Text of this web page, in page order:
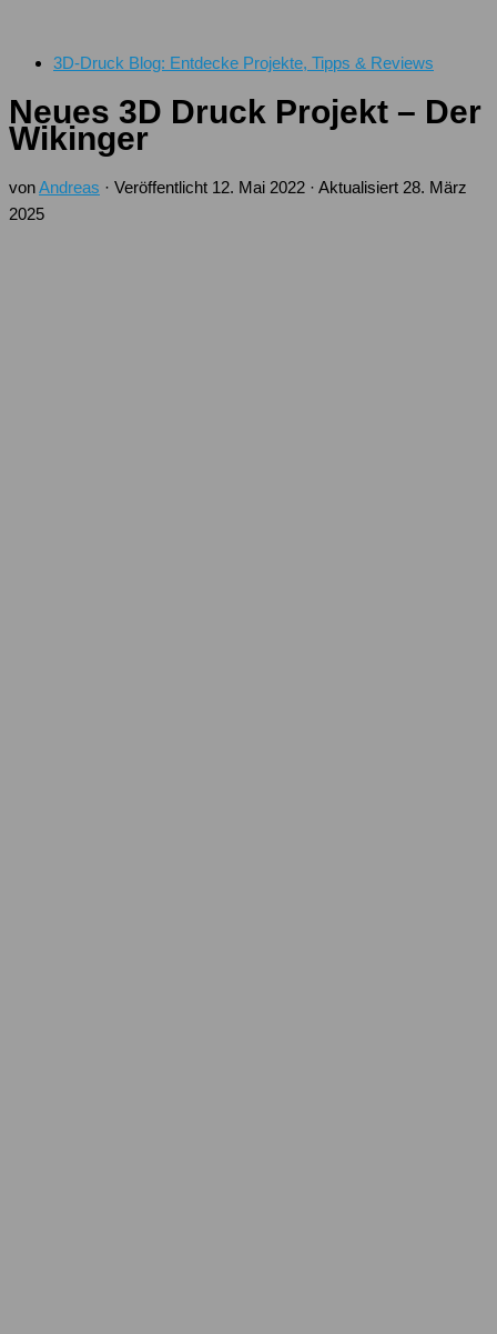
3D-Druck Blog: Entdecke Projekte, Tipps & Reviews
Neues 3D Druck Projekt – Der
Wikinger
vonAndreas · Veröffentlicht 12. Mai 2022 · Aktualisiert 28. März
2025